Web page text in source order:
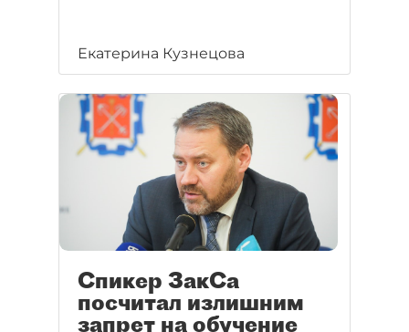
Екатерина Кузнецова
Спикер ЗакСа
посчитал излишним
запрет на обучение